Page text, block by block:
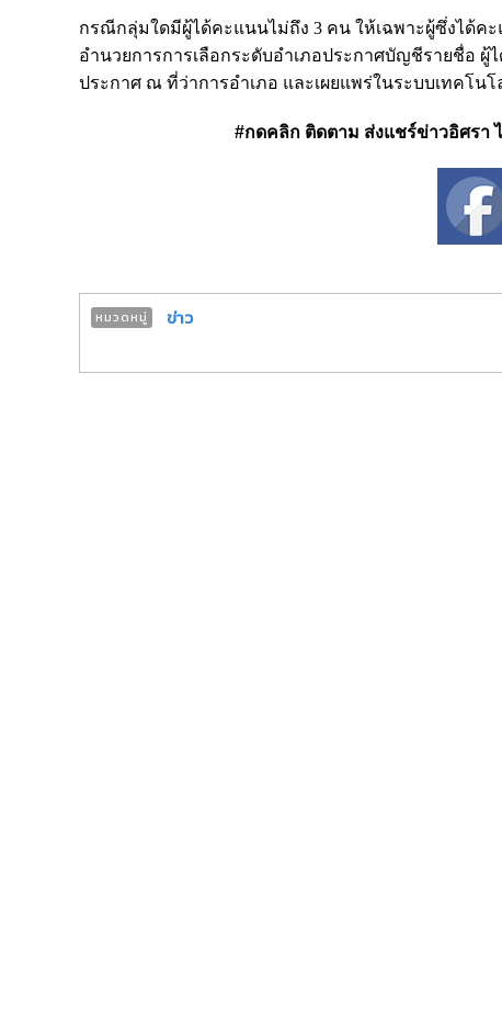
กรณีกลุ่มใดมีผู้ได้คะแนนไม่ถึง 3 คน ให้เฉพาะผู้ซึ่งได้คะ
อำนวยการการเลือกระดับอำเภอประกาศบัญชีรายชื่อ ผู้
ประกาศ ณ ที่ว่าการอำเภอ และเผยแพร่ในระบบเทคโนโ
#กดคลิก ติดตาม ส่งแชร์ข่าวอิศรา
หมวดหมู่ ข่าว